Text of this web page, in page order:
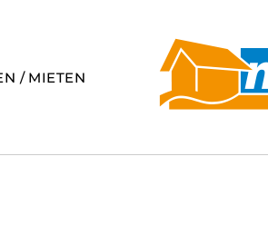
/ MIETEN